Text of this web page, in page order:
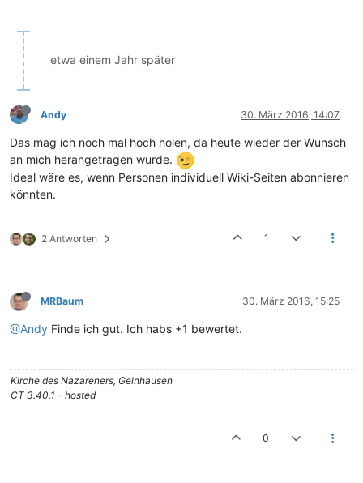
etwa einem Jahr später
Andy 30. März 2016, 14:07
Das mag ich noch mal hoch holen, da heute wieder der Wunsch
an mich herangetragen wurde.
Ideal wäre es, wenn Personen individuell Wiki-Seiten abonnieren
könnten.
2 Antworten 1
MRBaum 30. März 2016, 15:25
@Andy Finde ich gut. Ich habs +1 bewertet.
Kirche des Nazareners, Gelnhausen
CT 3.40.1 - hosted
0